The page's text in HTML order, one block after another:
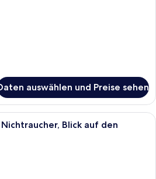
auswählen und Preise sehen
Ein ordentlich eingerichtetes
Blick auf den